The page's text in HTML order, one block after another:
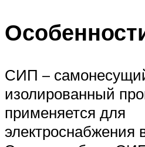
СИП –
изолированный
применяется для
электроснабжения